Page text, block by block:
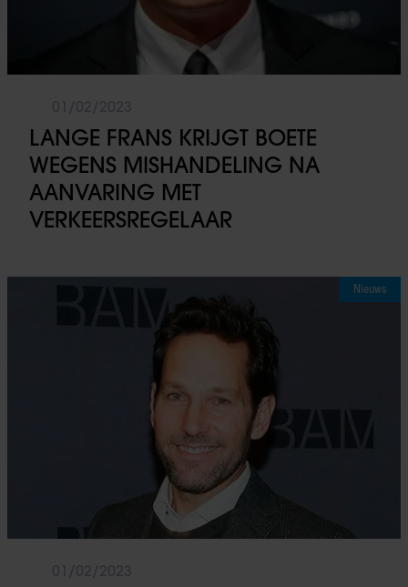
LANGE FRANS KRIJGT BOETE
WEGENS MISHANDELING NA
AANVARING MET
VERKEERSREGELAAR
Nieuws